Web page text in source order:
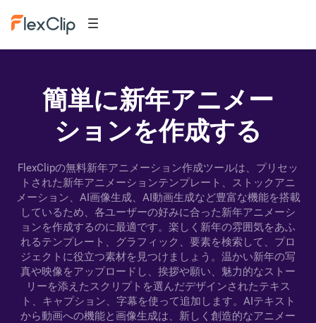
簡単に新年アニメー
ションを作成する
FlexClipの無料新年アニメーション作成ツールは、プリセッ
トされた新年アニメーションテンプレート、ストックアニ
メーション、AI画像生成、AI動画生成など豊富な機能を搭載
しているため、各ユーザーの好みに合った新年アニメーシ
ョンを作成するのに最適です。楽しく新年の雰囲気をあふ
れるテンプレート、グラフィック、要素を検索して、プロ
ジェクトに役立つ素材を見つけましょう。温かい新年の写
真や映像をアップロードし、挨拶や願い、魅力的なストー
リーを添えたスクリプトを選んだデザインされたテキス
ト、キャプション、字幕を使って追加します。AIテキスト
から動画への機能と画像生成は、新しく創造的なアニメー